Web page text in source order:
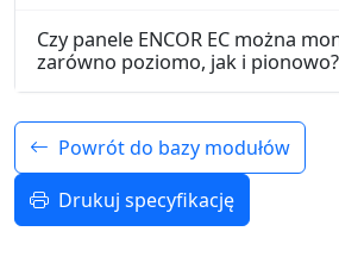
Czy panele ENCOR EC można
zarówno poziomo, jak i pionowo?
Powrót do bazy modułów
Drukuj specyfikację